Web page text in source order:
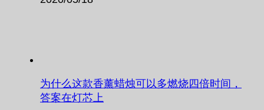
为什么这款香薰蜡烛可以多燃烧四倍时间，
答案在灯芯上